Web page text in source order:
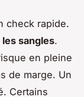
check rapide.
sangles.
en pleine
de marge. Un
Certains